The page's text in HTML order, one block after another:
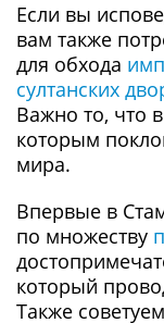
Если вы
вам также
для обхода
султанских
Важно то, что
которым
мира.
Впервые в
по множеству
который
Также